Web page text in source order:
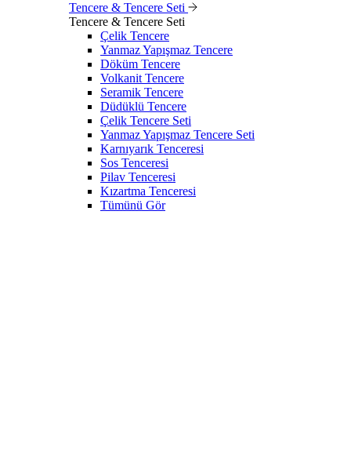
Tencere & Tencere Seti
Tencere & Tencere Seti
Çelik Tencere
Yanmaz Yapışmaz Tencere
Döküm Tencere
Volkanit Tencere
Seramik Tencere
Düdüklü Tencere
Çelik Tencere Seti
Yanmaz Yapışmaz Tencere Seti
Karnıyarık Tenceresi
Sos Tenceresi
Pilav Tenceresi
Kızartma Tenceresi
Tümünü Gör